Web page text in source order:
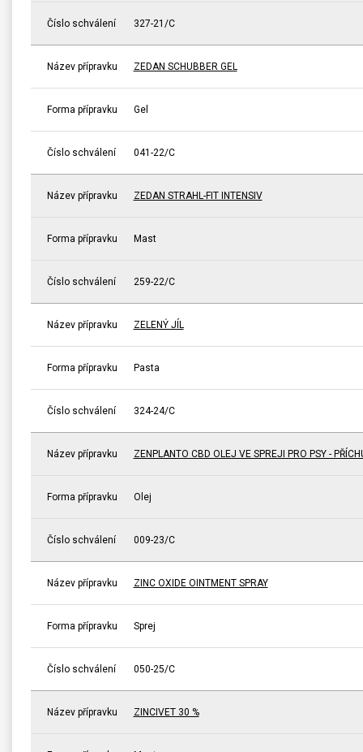
Číslo schválení 327-21/C
Název přípravku ZEDAN SCHUBBER GEL
Forma přípravku Gel
Číslo schválení 041-22/C
Název přípravku ZEDAN STRAHL-FIT INTENSIV
Forma přípravku Mast
Číslo schválení 259-22/C
Název přípravku ZELENÝ JÍL
Forma přípravku Pasta
Číslo schválení 324-24/C
Název přípravku ZENPLANTO CBD OLEJ VE SPREJI PRO PSY -
Forma přípravku Olej
Číslo schválení 009-23/C
Název přípravku ZINC OXIDE OINTMENT SPRAY
Forma přípravku Sprej
Číslo schválení 050-25/C
Název přípravku ZINCIVET 30 %